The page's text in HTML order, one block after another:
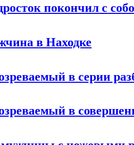
покончил с
в Находке
в серии
в